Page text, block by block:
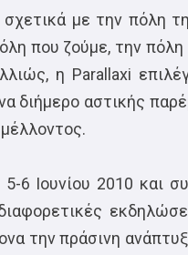
με την πόλη
που ζούμε, την
η Parallaxi
διήμερο αστικής
6 Ιουνίου 2010 και
την πράσινη